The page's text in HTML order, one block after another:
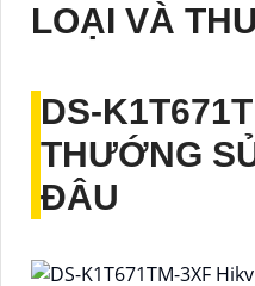
LOẠI VÀ
DS-
THƯỚNG
ĐÂU